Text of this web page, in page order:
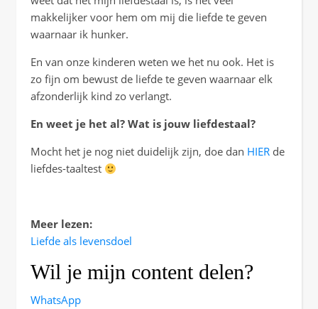
makkelijker voor hem om mij die liefde te geven
waarnaar ik hunker.
En van onze kinderen weten we het nu ook. Het is
zo fijn om bewust de liefde te geven waarnaar elk
afzonderlijk kind zo verlangt.
En weet je het al? Wat is jouw liefdestaal?
Mocht het je nog niet duidelijk zijn, doe dan HIER de
liefdes-taaltest
Meer lezen:
Liefde als levensdoel
Wil je mijn content delen?
WhatsApp